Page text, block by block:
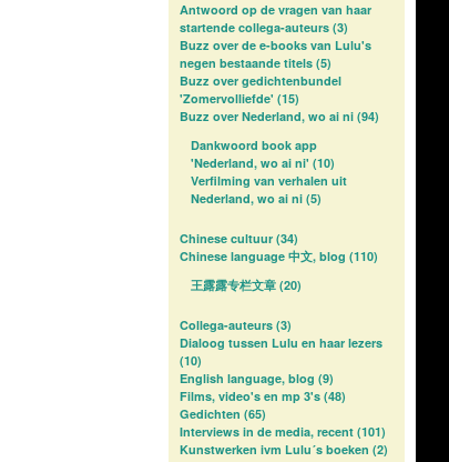
Antwoord op de vragen van haar
startende collega-auteurs (3)
Buzz over de e-books van Lulu's
negen bestaande titels (5)
Buzz over gedichtenbundel
'Zomervolliefde' (15)
Buzz over Nederland, wo ai ni (94)
Dankwoord book app
'Nederland, wo ai ni' (10)
Verfilming van verhalen uit
Nederland, wo ai ni (5)
Chinese cultuur (34)
Chinese language 中文, blog (110)
王露露专栏文章 (20)
Collega-auteurs (3)
Dialoog tussen Lulu en haar lezers
(10)
English language, blog (9)
Films, video's en mp 3's (48)
Gedichten (65)
Interviews in de media, recent (101)
Kunstwerken ivm Lulu´s boeken (2)